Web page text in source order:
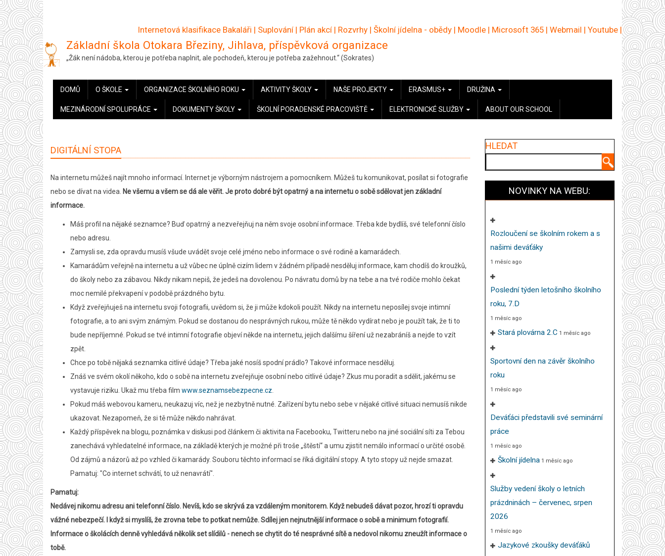
Přejít
k
hlavnímu
obsahu
Internetová klasifikace Bakaláři | Suplování | Plán akcí | Rozvrhy | Školní jídelna - obědy | Moodle | Microsoft 365 | Webmail | Youtube |
Základní škola Otokara Březiny, Jihlava, příspěvková organizace
„Žák není nádoba, kterou je potřeba naplnit, ale pochodeň, kterou je potřeba zažehnout.“ (Sokrates)
HLAVNÍ
NAVIGACE
DOMŮ O ŠKOLE ORGANIZACE ŠKOLNÍHO ROKU AKTIVITY ŠKOLY NAŠE PROJEKTY ERASMUS+ DRUŽINA
MEZINÁRODNÍ SPOLUPRÁCE DOKUMENTY ŠKOLY ŠKOLNÍ PORADENSKÉ PRACOVIŠTĚ ELEKTRONICKÉ SLUŽBY ABOUT OUR SCHOOL
DIGITÁLNÍ STOPA
Na internetu můžeš najít mnoho informací. Internet je výborným nástrojem a pomocníkem. Můžeš tu komunikovat, posílat si fotografie
nebo se dívat na videa. Ne všemu a všem se dá ale věřit.Je proto dobré být opatrný a na internetu o sobě sdělovat jen základní
informace.
Máš profil na nějaké seznamce? Buď opatrný a nezveřejňuj na něm svoje osobní informace. Třeba kde bydlíš, své telefonní číslo
nebo adresu.
Zamysli se, zda opravdu musíš všude uvádět svoje celé jméno nebo informace o své rodině a kamarádech.
Kamarádům veřejně na internetu a už vůbec ne úplně cizím lidem v žádném případě nesděluj informace, kam chodíš do kroužků,
do školy nebo za zábavou. Nikdy nikam nepiš, že jedeš na dovolenou. Po návratu domů by na tebe a na tvé rodiče mohlo čekat
moc nemilé překvapení v podobě prázdného bytu.
Když zveřejňuješ na internetu svoji fotografii, uvědom si, že ji může kdokoli použít. Nikdy na internetu neposílej svoje intimní
fotografie, a to ani svým známým. Pokud se dostanou do nesprávných rukou, může tě někdo vydírat nebo je použít tak, že ti to
bude nepříjemné. Pokud se tvé intimní fotografie objeví někde na internetu, jejich dalšímu šíření už nezabráníš a nejde to vzít
zpět.
Chce po tobě nějaká seznamka citlivé údaje? Třeba jaké nosíš spodní prádlo? Takové informace nesděluj.
Znáš ve svém okolí někoho, kdo o sobě na internetu zveřejňuje osobní nebo citlivé údaje? Zkus mu poradit a sdělit, jakému se
vystavuje riziku. Ukaž mu třeba film www.seznamsebezpecne.cz
Pokud máš webovou kameru, neukazuj víc, než je nezbytně nutné. Zařízení bytu nebo sebe v nějaké citlivé situaci nemusíš nikde
ukazovat. Nezapomeň, že si tě může někdo nahrávat.
Každý příspěvek na blogu, poznámka v diskusi pod článkem či aktivita na Facebooku, Twitteru nebo na jiné sociální síti za Tebou
zanechává vyhledatelné informace, na základě kterých je možné při troše „štěstí“ a umu zjistit nemálo informací o určité osobě.
Od zájmů a názorů až po vzhled či kamarády. Souboru těchto informací se říká digitální stopy. A tyto stopy už nejde smazat.
Pamatuj: "Co internet schvátí, to už nenavrátí".
Pamatuj:
Nedávej nikomu adresu ani telefonní číslo. Nevíš, kdo se skrývá za vzdáleným monitorem. Když nebudeš dávat pozor, hrozí ti opravdu
vážné nebezpečí. I když si myslíš, že zrovna tebe to potkat nemůže. Sdílej jen nejnutnější informace o sobě a minimum fotografií.
Informace o školácích denně vyhledává několik set slídilů - nenech se chytit do té nesprávné sítě a nedovol nikomu zneužít informace o
tobě.
HLEDAT
NOVINKY NA WEBU:
Rozloučení se školním rokem a s
našimi deváťáky
1 měsíc ago
Poslední týden letošního školního
roku, 7.D
1 měsíc ago
Stará plovárna 2.C 1 měsíc ago
Sportovní den na závěr školního
roku
1 měsíc ago
Deváťáci představili své seminární
práce
1 měsíc ago
Školní jídelna 1 měsíc ago
Služby vedení školy o letních
prázdninách – červenec, srpen
2026
1 měsíc ago
Jazykové zkoušky deváťáků